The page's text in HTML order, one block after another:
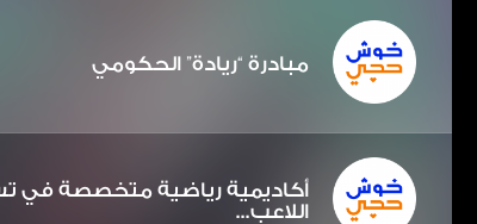
مبادرة “ريادة” الحكومي
أكاديمية رياضية متخصصة في
اللاعب...